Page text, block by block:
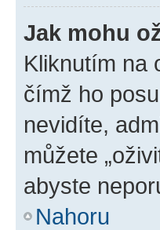
Jak mohu
Kliknutím na
čímž ho
nevidíte,
můžete
abyste
Nahoru